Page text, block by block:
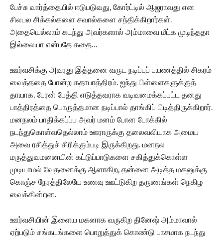
பேச்சு வார்த்தையில் ஈடுபடுவது, கோர்ட்டில் ஆஜராவது என
சிலபல சிக்கல்களை சவால்களை சந்திக்கிறார்கள்.
அதையெல்லாம் கடந்து அவர்களால் அம்மாவை மீட்க முடிந்ததா
இல்லையா என்பதே கதை…
ஊர்வசிக்கு அவரது இத்தனை வருட நடிப்புப் பயணத்தில் சிகரம்
வைத்ததை போன்ற கதாபாத்திரம். ஐந்து பிள்ளைகளுக்குத்
தாயாக, பேரன் பேத்தி எடுத்தவராக வடிவமைக்கப்பட்ட தனது
பாத்திரத்தை பொருத்தமான நடிப்பால் தாங்கிப் பிடித்திருக்கிறார்.
மனநலம் பாதிக்கப்ப்ப அவர் மனம் போன போக்கில்
நடந்துகொள்வதெல்லாம் ஊராருக்கு தலைவலியாக அமைய
அவை ரசித்துச் சிரிக்கும்படி இருக்கிறது. மனநல
மருத்துவமனையின் கட்டுப்பாடுகளை சகித்துக்கொள்ள
முடியாமல் வேதனைக்கு ஆளாகிற, தன்னை அடித்த மகனுக்கு
கொஞ்ச நேரத்திலேயே உணவு ஊட்டுகிற தருணங்கள் நெகிழ
வைக்கின்றன.
ஊர்வசியின் இளைய மகனாக வருகிற தினேஷ் அம்மாவால்
ஏற்படும் சங்கடங்களை பொறுத்துக் கொண்டு பாசமாக நடந்து